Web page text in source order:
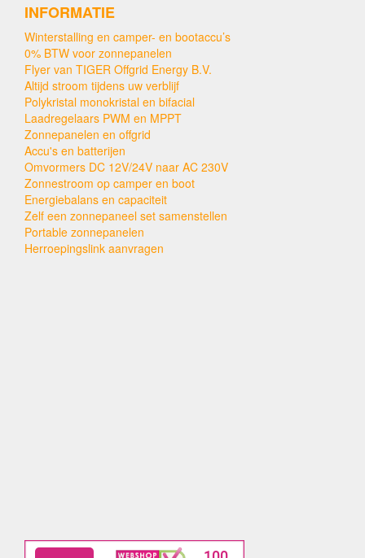
INFORMATIE
Winterstalling en camper- en bootaccu’s
0% BTW voor zonnepanelen
Flyer van TIGER Offgrid Energy B.V.
Altijd stroom tijdens uw verblijf
Polykristal monokristal en bifacial
Laadregelaars PWM en MPPT
Zonnepanelen en offgrid
Accu's en batterijen
Omvormers DC 12V/24V naar AC 230V
Zonnestroom op camper en boot
Energiebalans en capaciteit
Zelf een zonnepaneel set samenstellen
Portable zonnepanelen
Herroepingslink aanvragen